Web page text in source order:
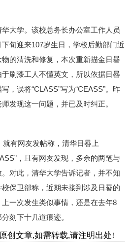
大学。该校总务长办公室工作人员
旬迎来107岁生日，学校后勤部门近
的清洗和修复，本次重新描金日晷
刷漆工人不懂英文，所以依据日晷
，误将“CLASS”写为“CEASS”。昨
发现这一问题，并已及时纠正。
有网友发帖称，清华日晷上
，且有网友发现，多余的两笔与
对此，清华大学告诉记者，并不知
保卫部称，近期未接到涉及日晷的
一次发生类似事情，还是在去年8
刻下十几道痕迹。
创文章,如需转载,请注明出处!